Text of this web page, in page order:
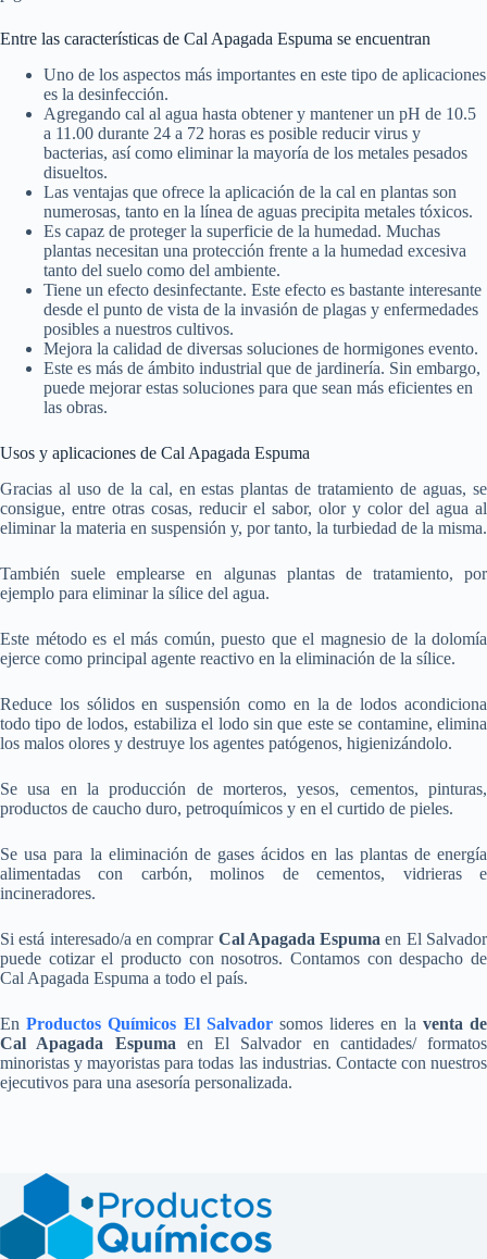
Entre las características de Cal Apagada Espuma se encuentran
Uno de los aspectos más importantes en este tipo de aplicaciones
es la desinfección.
Agregando cal al agua hasta obtener y mantener un pH de 10.5
a 11.00 durante 24 a 72 horas es posible reducir virus y
bacterias, así como eliminar la mayoría de los metales pesados
disueltos.
Las ventajas que ofrece la aplicación de la cal en plantas son
numerosas, tanto en la línea de aguas precipita metales tóxicos.
Es capaz de proteger la superficie de la humedad. Muchas
plantas necesitan una protección frente a la humedad excesiva
tanto del suelo como del ambiente.
Tiene un efecto desinfectante. Este efecto es bastante interesante
desde el punto de vista de la invasión de plagas y enfermedades
posibles a nuestros cultivos.
Mejora la calidad de diversas soluciones de hormigones evento.
Este es más de ámbito industrial que de jardinería. Sin embargo,
puede mejorar estas soluciones para que sean más eficientes en
las obras.
Usos y aplicaciones de Cal Apagada Espuma
Gracias al uso de la cal, en estas plantas de tratamiento de aguas, se
consigue, entre otras cosas, reducir el sabor, olor y color del agua al
eliminar la materia en suspensión y, por tanto, la turbiedad de la misma.
También suele emplearse en algunas plantas de tratamiento, por
ejemplo para eliminar la sílice del agua.
Este método es el más común, puesto que el magnesio de la dolomía
ejerce como principal agente reactivo en la eliminación de la sílice.
Reduce los sólidos en suspensión como en la de lodos acondiciona
todo tipo de lodos, estabiliza el lodo sin que este se contamine, elimina
los malos olores y destruye los agentes patógenos, higienizándolo.
Se usa en la producción de morteros, yesos, cementos, pinturas,
productos de caucho duro, petroquímicos y en el curtido de pieles.
Se usa para la eliminación de gases ácidos en las plantas de energía
alimentadas con carbón, molinos de cementos, vidrieras e
incineradores.
Si está interesado/a en comprarCal Apagada Espumaen El Salvador
puede cotizar el producto con nosotros. Contamos con despacho de
Cal Apagada Espuma a todo el país.
EnProductos Químicos El Salvador somos lideres en la venta de
Cal Apagada Espuma en El Salvador en cantidades/ formatos
minoristas y mayoristas para todas las industrias. Contacte con nuestros
ejecutivos para una asesoría personalizada.